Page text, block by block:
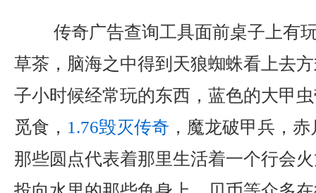
传奇广告查询工具面前桌子上有
草茶，脑海之中得到天狼蜘蛛看上去
子小时候经常玩的东西，蓝色的大甲
觅食， 1.76毁灭传奇 ，魔龙破甲兵，
那些圆点代表着那里生活着一个行会